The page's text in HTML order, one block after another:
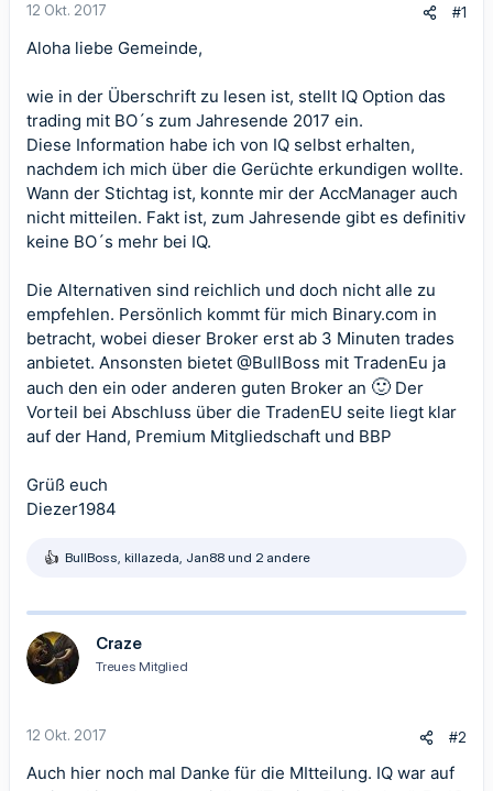
12 Okt. 2017 #1
Aloha liebe Gemeinde,
wie in der Überschrift zu lesen ist, stellt IQ Option das
trading mit BO´s zum Jahresende 2017 ein.
Diese Information habe ich von IQ selbst erhalten,
nachdem ich mich über die Gerüchte erkundigen wollte.
Wann der Stichtag ist, konnte mir der AccManager auch
nicht mitteilen. Fakt ist, zum Jahresende gibt es definitiv
keine BO´s mehr bei IQ.
Die Alternativen sind reichlich und doch nicht alle zu
empfehlen. Persönlich kommt für mich Binary.com in
betracht, wobei dieser Broker erst ab 3 Minuten trades
anbietet. Ansonsten bietet @BullBoss mit TradenEu ja
auch den ein oder anderen guten Broker an 🙂 Der
Vorteil bei Abschluss über die TradenEU seite liegt klar
auf der Hand, Premium Mitgliedschaft und BBP
Grüß euch
Diezer1984
R
k
t
i
o
n
BullBoss, killazeda, Jan88 und 2 andere
Craze
Treues Mitglied
12 Okt. 2017 #2
Auch hier noch mal Danke für die MItteilung. IQ war auf